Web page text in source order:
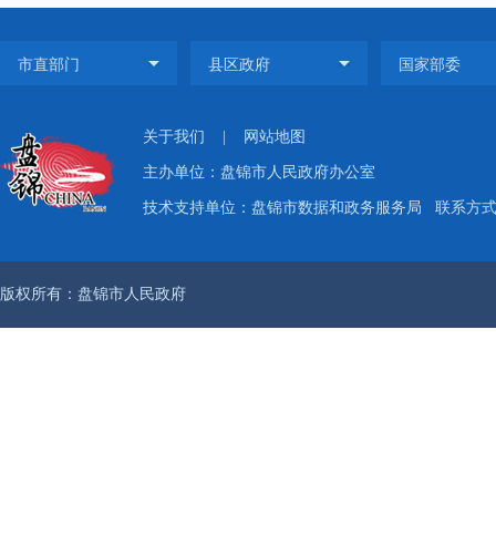
关于我们 网站地图
主办单位：盘锦市人民政府办公室
技术支持单位：盘锦市数据和政务服务局 联系方
版权所有：盘锦市人民政府